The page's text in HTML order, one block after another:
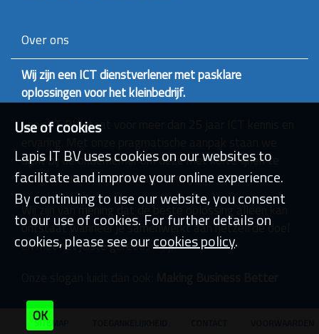
Over ons
Wij zijn een ICT dienstverlener met pasklare
oplossingen voor het kleinbedrijf.
Lapis IT BV staat voor meer dan 25 jaar ICT kennis en
dicht bij de ondernemer om deze met korte lijnen te
ondersteunen voor de lange termijn.
Wij zijn van mening dat de beste oplossing alleen kan
ontstaat wanneer je samenwerkt aan hetzelfde doel
en met het juiste gereedschap.
SITEMAP
Use of cookies
Lapis IT BV uses cookies on our websites to
facilitate and improve your online experience.
By continuing to use our website, you consent
to our use of cookies. For further details on
cookies, please see ourcookies policy.
OK